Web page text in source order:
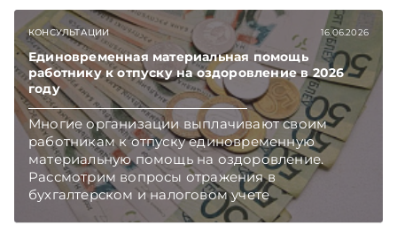
КОНСУЛЬТАЦИИ 16.06.2026
Единовременная материальная помощь
работнику к отпуску на оздоровление в 2026
году
Многие организации выплачивают своим
работникам к отпуску единовременную
материальную помощь на оздоровление.
Рассмотрим вопросы отражения в
бухгалтерском и налоговом учете
хозяйственных операций по начислению и